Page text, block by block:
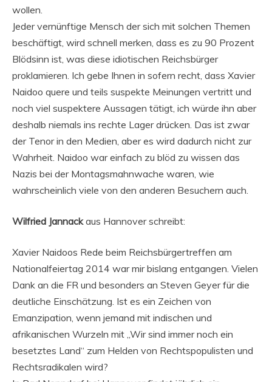
wollen.
Jeder vernünftige Mensch der sich mit solchen Themen
beschäftigt, wird schnell merken, dass es zu 90 Prozent
Blödsinn ist, was diese idiotischen Reichsbürger
proklamieren. Ich gebe Ihnen in sofern recht, dass Xavier
Naidoo quere und teils suspekte Meinungen vertritt und
noch viel suspektere Aussagen tätigt, ich würde ihn aber
deshalb niemals ins rechte Lager drücken. Das ist zwar
der Tenor in den Medien, aber es wird dadurch nicht zur
Wahrheit. Naidoo war einfach zu blöd zu wissen das
Nazis bei der Montagsmahnwache waren, wie
wahrscheinlich viele von den anderen Besuchern auch.
Wilfried Jannackaus Hannover schreibt:
Xavier Naidoos Rede beim Reichsbürgertreffen am
Nationalfeiertag 2014 war mir bislang entgangen. Vielen
Dank an die FR und besonders an Steven Geyer für die
deutliche Einschätzung. Ist es ein Zeichen von
Emanzipation, wenn jemand mit indischen und
afrikanischen Wurzeln mit „Wir sind immer noch ein
besetztes Land“ zum Helden von Rechtspopulisten und
Rechtsradikalen wird?